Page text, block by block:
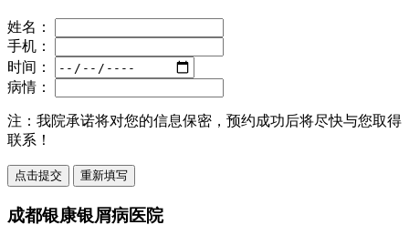
姓名：
手机：
时间：
病情：
注： 我院承诺将对您的信息保密，预约成功后将尽快与您取得
联系！
成都银康银屑病医院